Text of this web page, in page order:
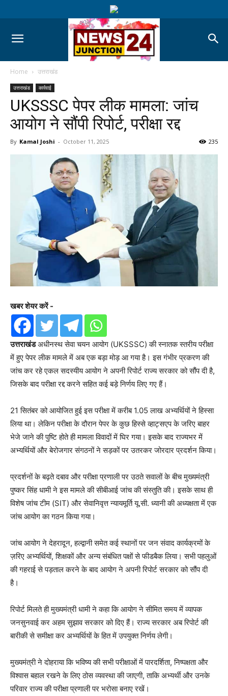
Home उत्तराखंड
उत्तराखंड कार्रवाई
UKSSSC पेपर लीक मामला: जांच
आयोग ने सौंपी रिपोर्ट, परीक्षा रद्द
By Kamal Joshi - October 11, 2025 235
खबर शेयर करें -
उत्तराखंडअधीनस्थ सेवा चयन आयोग (UKSSSC) की स्नातक स्तरीय परीक्षा
में हुए पेपर लीक मामले में अब एक बड़ा मोड़ आ गया है। इस गंभीर प्रकरण की
जांच कर रहे एकल सदस्यीय आयोग ने अपनी रिपोर्ट राज्य सरकार को सौंप दी है,
जिसके बाद परीक्षा रद्द करने सहित कई बड़े निर्णय लिए गए हैं।
21 सितंबर को आयोजित हुई इस परीक्षा में करीब 1.05 लाख अभ्यर्थियों ने हिस्सा
लिया था। लेकिन परीक्षा के दौरान पेपर के कुछ हिस्से व्हाट्सएप के जरिए बाहर
भेजे जाने की पुष्टि होते ही मामला विवादों में घिर गया। इसके बाद राज्यभर में
अभ्यर्थियों और बेरोजगार संगठनों ने सड़कों पर उतरकर जोरदार प्रदर्शन किया।
प्रदर्शनों के बढ़ते दबाव और परीक्षा प्रणाली पर उठते सवालों के बीच मुख्यमंत्री
पुष्कर सिंह धामी ने इस मामले की सीबीआई जांच की संस्तुति की। इसके साथ ही
विशेष जांच टीम (SIT) और सेवानिवृत्त न्यायमूर्ति यू.सी. ध्यानी की अध्यक्षता में एक
जांच आयोग का गठन किया गया।
जांच आयोग ने देहरादून, हल्द्वानी समेत कई स्थानों पर जन संवाद कार्यक्रमों के
ज़रिए अभ्यर्थियों, शिक्षकों और अन्य संबंधित पक्षों से फीडबैक लिया। सभी पहलुओं
की गहराई से पड़ताल करने के बाद आयोग ने अपनी रिपोर्ट सरकार को सौंप दी
है।
रिपोर्ट मिलते ही मुख्यमंत्री धामी ने कहा कि आयोग ने सीमित समय में व्यापक
जनसुनवाई कर अहम सुझाव सरकार को दिए हैं। राज्य सरकार अब रिपोर्ट की
बारीकी से समीक्षा कर अभ्यर्थियों के हित में उपयुक्त निर्णय लेगी।
मुख्यमंत्री ने दोहराया कि भविष्य की सभी परीक्षाओं में पारदर्शिता, निष्पक्षता और
विश्वास बहाल रखने के लिए ठोस व्यवस्था की जाएगी, ताकि अभ्यर्थी और उनके
परिवार राज्य की परीक्षा प्रणाली पर भरोसा बनाए रखें।